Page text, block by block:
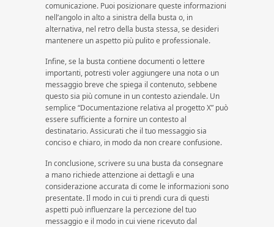
comunicazione. Puoi posizionare queste informazioni
nell’angolo in alto a sinistra della busta o, in
alternativa, nel retro della busta stessa, se desideri
mantenere un aspetto più pulito e professionale.
Infine, se la busta contiene documenti o lettere
importanti, potresti voler aggiungere una nota o un
messaggio breve che spiega il contenuto, sebbene
questo sia più comune in un contesto aziendale. Un
semplice “Documentazione relativa al progetto X” può
essere sufficiente a fornire un contesto al
destinatario. Assicurati che il tuo messaggio sia
conciso e chiaro, in modo da non creare confusione.
In conclusione, scrivere su una busta da consegnare
a mano richiede attenzione ai dettagli e una
considerazione accurata di come le informazioni sono
presentate. Il modo in cui ti prendi cura di questi
aspetti può influenzare la percezione del tuo
messaggio e il modo in cui viene ricevuto dal